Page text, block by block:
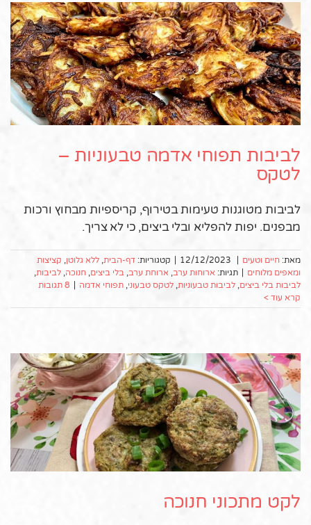
לביבות תפוחי אדמה טבעוניות –
לטקס
לביבות מטוגנות טעימות בטירוף, קריספיות מבחוץ ורכות
מבפנים. יפות להפליא ובלי ביצים, כי לא צריך.
מאת: חיים וטעים 12/12/2023 קטגוריות: דף-הבית, ללא גלוטן, קציצות
ומאפים מלוחים
תגיות: ארוחות ערב, ארוחת ערב, בלי ביצים, חנוכה, לביבות,
לביבות בלי ביצים, לביבות טבעוניות, לטקס טבעוני, תפוחי אדמה
8 תגובות
קרא עוד >
לקט מתכוני חנוכה